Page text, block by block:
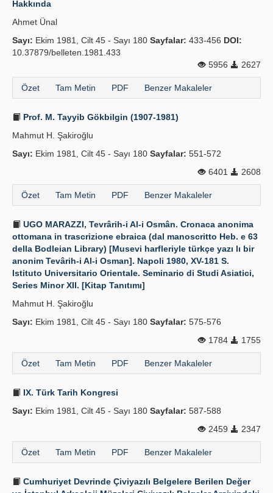
Yayın Politikaları
Kılavuzlar
Hakkında
Ahmet Ünal
Sayı: Ekim 1981, Cilt 45 - Sayı 180 Sayfalar: 433-456 DOI:
10.37879/belleten.1981.433
5956
2627
Özet Tam Metin PDF Benzer Makaleler
Prof. M. Tayyib Gökbilgin (1907-1981)
Mahmut H. Şakiroğlu
Sayı: Ekim 1981, Cilt 45 - Sayı 180 Sayfalar: 551-572
6401
2608
Özet Tam Metin PDF Benzer Makaleler
UGO MARAZZI, Tevrârih-i Al-i Osmân. Cronaca anonima
ottomana in trascrizione ebraica (dal manoscritto Heb. e 63
della Bodleian Library) [Musevi harfleriyle türkçe yazı lı bir
anonim Tevârih-i Al-i Osman]. Napoli 1980, XV-181 S.
Istituto Universitario Orientale. Seminario di Studi Asiatici,
Series Minor XII. [Kitap Tanıtımı]
Mahmut H. Şakiroğlu
Sayı: Ekim 1981, Cilt 45 - Sayı 180 Sayfalar: 575-576
1784
1755
Özet Tam Metin PDF Benzer Makaleler
IX. Türk Tarih Kongresi
Sayı: Ekim 1981, Cilt 45 - Sayı 180 Sayfalar: 587-588
2459
2347
Özet Tam Metin PDF Benzer Makaleler
Cumhuriyet Devrinde Çiviyazılı Belgelere Berilen Değer